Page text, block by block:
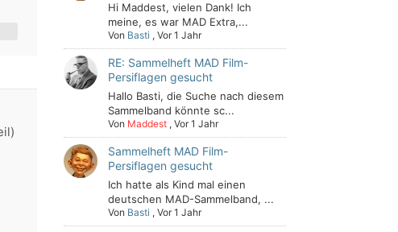
Hi Maddest, vielen Dank! Ich
meine, es war MAD Extra,...
Von Basti ,Vor 1 Jahr
RE: Sammelheft MAD Film-
Persiflagen gesucht
Hallo Basti, die Suche nach diesem
Sammelband könnte sc...
Von Maddest ,Vor 1 Jahr
Sammelheft MAD Film-
Persiflagen gesucht
Ich hatte als Kind mal einen
deutschen MAD-Sammelband, ...
Von Basti ,Vor 1 Jahr